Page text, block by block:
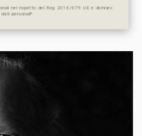
nel rispetto del Reg 2016/679 UE e dichiaro
personali*